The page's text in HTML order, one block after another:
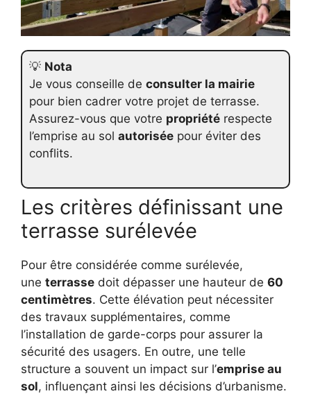
💡 Nota
Je vous conseille de consulter la mairie
pour bien cadrer votre projet de terrasse.
Assurez-vous que votre propriété respecte
l’emprise au sol autorisée pour éviter des
conflits.
Les critères définissant une
terrasse surélevée
Pour être considérée comme surélevée,
une terrasse doit dépasser une hauteur de 60
centimètres. Cette élévation peut nécessiter
des travaux supplémentaires, comme
l’installation de garde-corps pour assurer la
sécurité des usagers. En outre, une telle
structure a souvent un impact sur l’emprise au
sol, influençant ainsi les décisions d’urbanisme.